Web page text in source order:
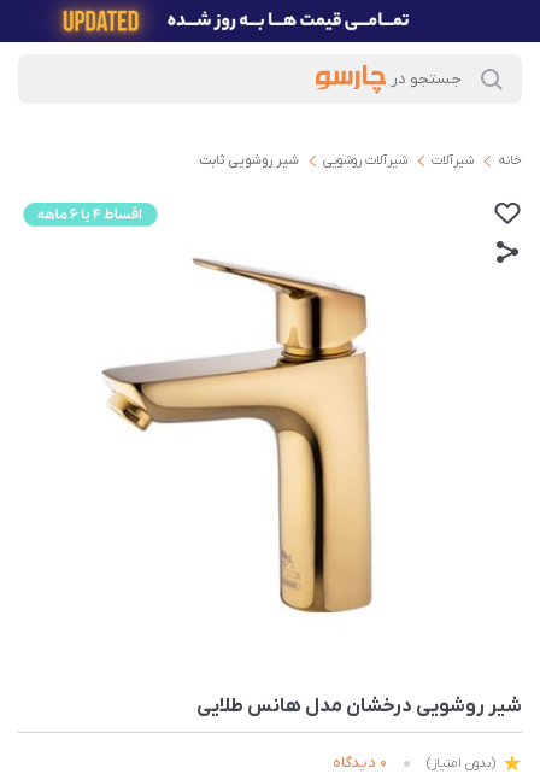
خانه شیرآلات شیرآلات روشویی شیر روشویی ثابت
شیر روشویی درخشان مدل هانس طلایی
(بدون امتیاز) 0 دیدگاه